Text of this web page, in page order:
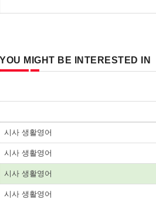
YOU MIGHT BE INTERESTED IN
시사 생활영어
시사 생활영어
시사 생활영어
시사 생활영어